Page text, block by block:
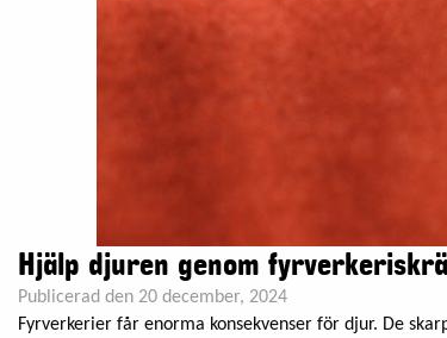
Hjälp djuren genom
Publicerad den 20 december, 2024
Fyrverkerier får enorma konsekvenser för djur. De